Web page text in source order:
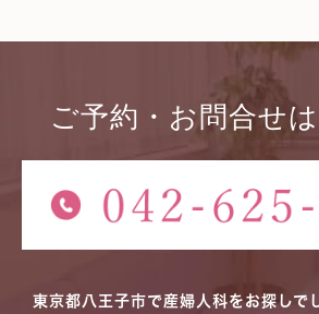
ご予約・お問合せ
東京都八王子市で産婦人科をお探しで